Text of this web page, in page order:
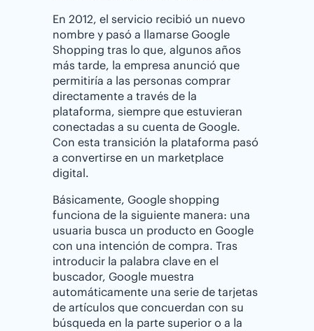
En 2012, el servicio recibió un nuevo
nombre y pasó a llamarse Google
Shopping tras lo que, algunos años
más tarde, la empresa anunció que
permitiría a las personas comprar
directamente a través de la
plataforma, siempre que estuvieran
conectadas a su cuenta de Google.
Con esta transición la plataforma pasó
a convertirse en un marketplace
digital.
Básicamente, Google shopping
funciona de la siguiente manera: una
usuaria busca un producto en Google
con una intención de compra. Tras
introducir la palabra clave en el
buscador, Google muestra
automáticamente una serie de tarjetas
de artículos que concuerdan con su
búsqueda en la parte superior o a la